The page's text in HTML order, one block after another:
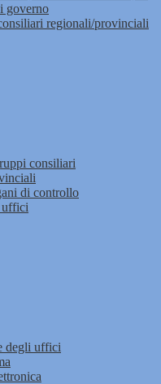
governo
regionali/provinciali
consiliari
di controllo
uffici
degli uffici